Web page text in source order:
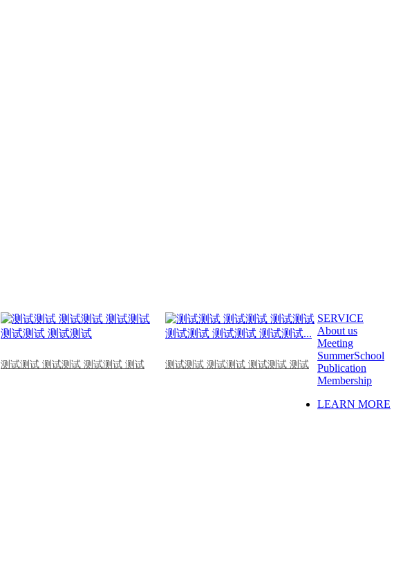
测试测试 测试测试 测试测试 测试 测试测试 测试测试 测试测试 测试
SERVICE
About us
Meeting
SummerSchool
Publication
Membership
LEARN MORE